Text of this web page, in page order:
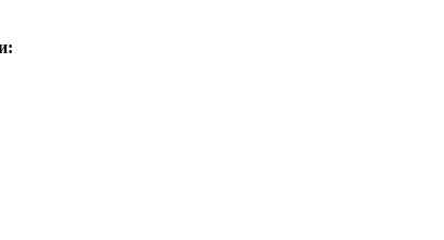
: